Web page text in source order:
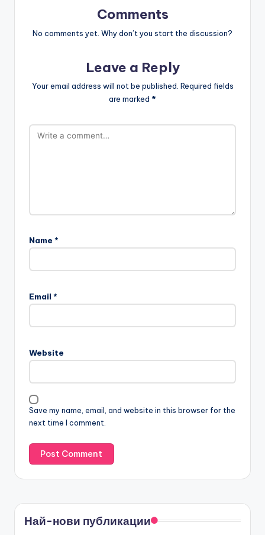
Comments
No comments yet. Why don’t you start the discussion?
Leave a Reply
Your email address will not be published. Required fields
are marked *
Name *
Email *
Website
Save my name, email, and website in this browser for the
next time I comment.
Най-нови публикации